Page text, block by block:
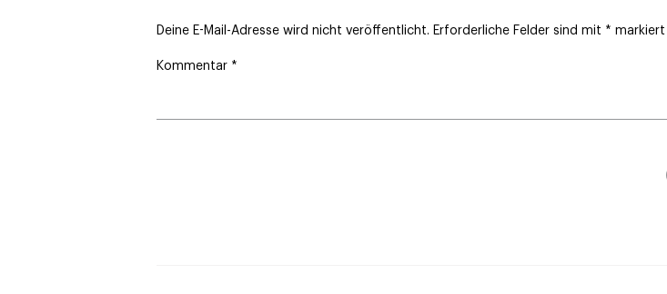
Deine E-Mail-Adresse wird nicht veröffentlicht. Erforderliche Felder sind mit * markiert
Kommentar *